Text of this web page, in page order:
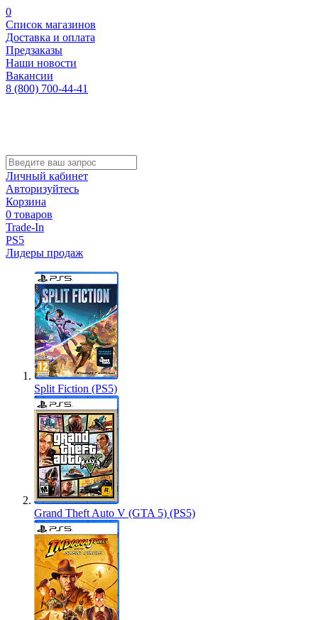
0
Список магазинов
Доставка и оплата
Предзаказы
Наши новости
Вакансии
8 (800) 700-44-41
Личный кабинет
Авторизуйтесь
Корзина
0 товаров
Trade-In
PS5
Лидеры продаж
Split Fiction (PS5)
Grand Theft Auto V (GTA 5) (PS5)